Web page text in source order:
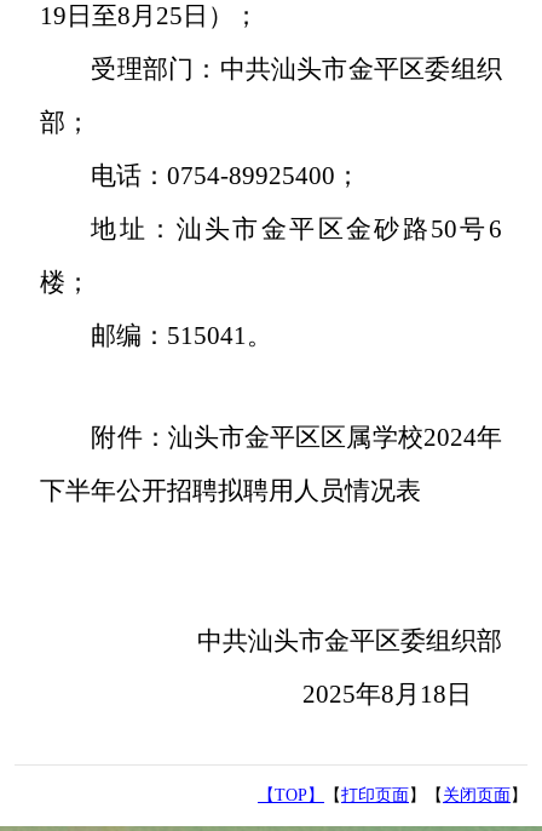
19 日至8月 25 日）；
受理部门：中共汕头市金平区委组织
部；
电话：0754-89925400 ；
地址：汕头市金平区金砂路50号6
楼；
邮编： 515041。
附件： 汕头市金平区区属学校2024年
下半年公开招聘拟聘用人员情况表
中共汕头市金平区委组织部
2025年8月 18 日
【TOP】 【打印页面 】【 关闭页面 】